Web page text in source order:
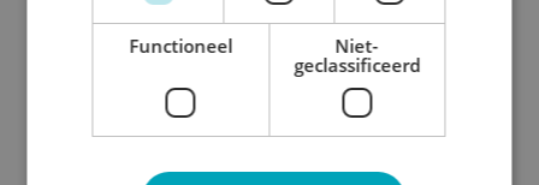
blijvende indruk!
Functioneel
Niet-
geclassificeerd